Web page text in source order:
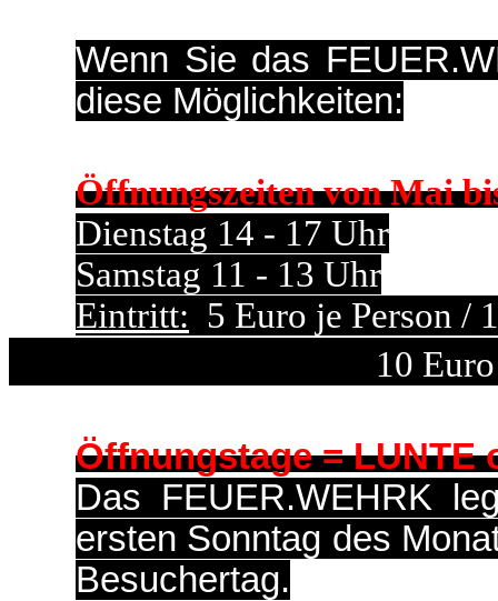
Wenn Sie das
diese Möglichkeiten:
Öffnungszeiten von Mai
Dienstag 14 - 17 Uhr
Samstag 11 - 13 Uhr
Eintritt: 5 Euro je Person
10
Öffnungstage = LUNTE
Das FEUER.WEHRK
ersten Sonntag des
Besuchertag.